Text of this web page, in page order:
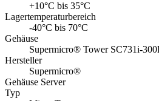
+10°C bis 35°C
Lagertemperaturbereich
-40°C bis 70°C
Gehäuse
Supermicro® Tower SC731i-
Hersteller
Supermicro®
Gehäuse Server
Typ